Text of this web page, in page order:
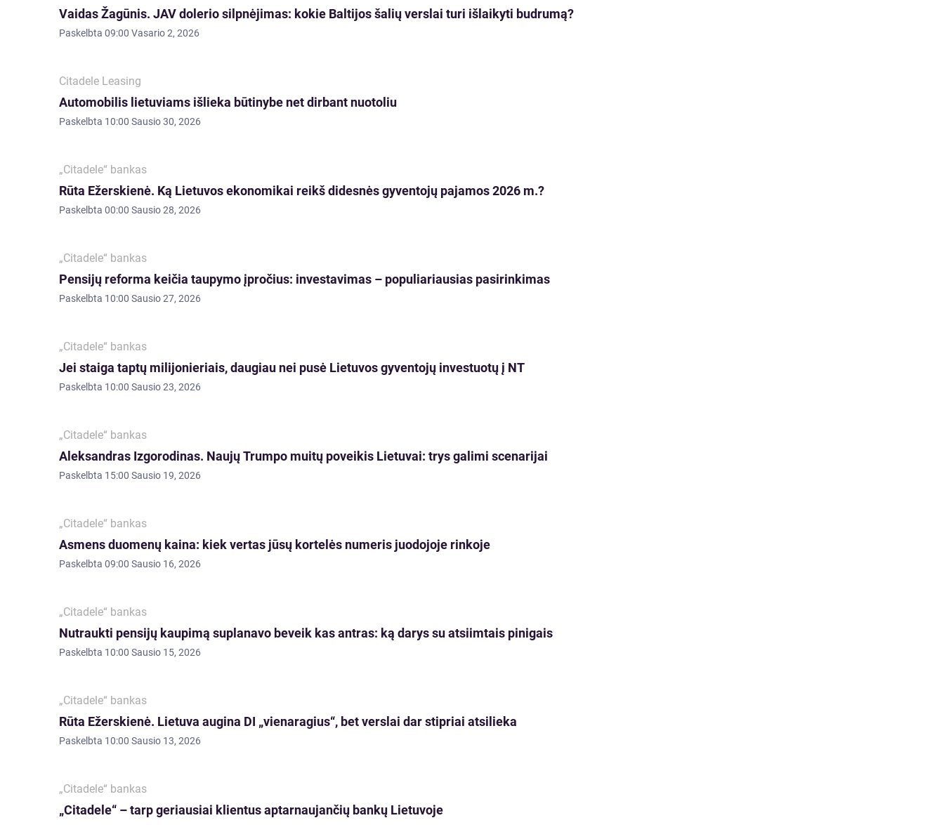
Vaidas Žagūnis. JAV dolerio silpnėjimas: kokie Baltijos šalių verslai turi išlaikyti budrumą?
Paskelbta 09:00 Vasario 2, 2026
Citadele Leasing
Automobilis lietuviams išlieka būtinybe net dirbant nuotoliu
Paskelbta 10:00 Sausio 30, 2026
„Citadele“ bankas
Rūta Ežerskienė. Ką Lietuvos ekonomikai reikš didesnės gyventojų pajamos 2026 m.?
Paskelbta 00:00 Sausio 28, 2026
„Citadele“ bankas
Pensijų reforma keičia taupymo įpročius: investavimas – populiariausias pasirinkimas
Paskelbta 10:00 Sausio 27, 2026
„Citadele“ bankas
Jei staiga taptų milijonieriais, daugiau nei pusė Lietuvos gyventojų investuotų į NT
Paskelbta 10:00 Sausio 23, 2026
„Citadele“ bankas
Aleksandras Izgorodinas. Naujų Trumpo muitų poveikis Lietuvai: trys galimi scenarijai
Paskelbta 15:00 Sausio 19, 2026
„Citadele“ bankas
Asmens duomenų kaina: kiek vertas jūsų kortelės numeris juodojoje rinkoje
Paskelbta 09:00 Sausio 16, 2026
„Citadele“ bankas
Nutraukti pensijų kaupimą suplanavo beveik kas antras: ką darys su atsiimtais pinigais
Paskelbta 10:00 Sausio 15, 2026
„Citadele“ bankas
Rūta Ežerskienė. Lietuva augina DI „vienaragius“, bet verslai dar stipriai atsilieka
Paskelbta 10:00 Sausio 13, 2026
„Citadele“ bankas
„Citadele“ – tarp geriausiai klientus aptarnaujančių bankų Lietuvoje